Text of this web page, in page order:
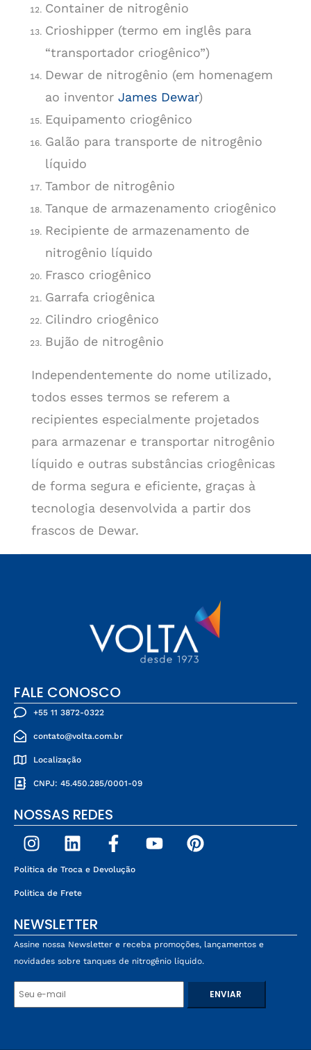
Container de nitrogênio
Crioshipper (termo em inglês para
“transportador criogênico”)
Dewar de nitrogênio (em homenagem
ao inventor James Dewar)
Equipamento criogênico
Galão para transporte de nitrogênio
líquido
Tambor de nitrogênio
Tanque de armazenamento criogênico
Recipiente de armazenamento de
nitrogênio líquido
Frasco criogênico
Garrafa criogênica
Cilindro criogênico
Bujão de nitrogênio
Independentemente do nome utilizado,
todos esses termos se referem a
recipientes especialmente projetados
para armazenar e transportar nitrogênio
líquido e outras substâncias criogênicas
de forma segura e eficiente, graças à
tecnologia desenvolvida a partir dos
frascos de Dewar.
FALE CONOSCO
+55 11 3872-0322
contato@volta.com.br
Localização
CNPJ: 45.450.285/0001-09
NOSSAS REDES
Politica de Troca e Devolução
Politica de Frete
NEWSLETTER
Assine nossa Newsletter e receba promoções, lançamentos e
novidades sobre tanques de nitrogênio líquido.